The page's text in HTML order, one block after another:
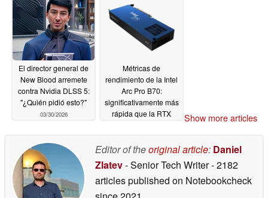
El director general de
New Blood arremete
contra Nvidia DLSS 5:
"¿Quién pidió esto?"
03/30/2026
Métricas de
rendimiento de la Intel
Arc Pro B70:
significativamente más
rápida que la RTX
un 33% más de VRAM
Show more articles
Editor of theoriginal article: Daniel
Zlatev- Senior Tech Writer- 2182
articles published on Notebookcheck